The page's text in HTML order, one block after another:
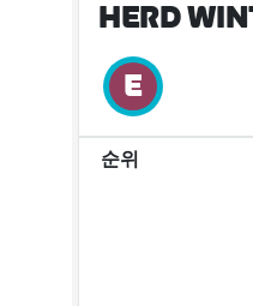
HERD
순위